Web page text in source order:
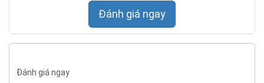
Đánh giá ngay
Đánh giá ngay